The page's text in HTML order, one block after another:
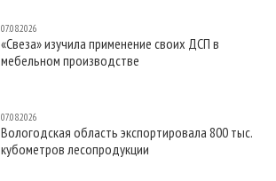
07.08.2026
«Свеза» изучила применение своих ДСП в
мебельном производстве
07.08.2026
Вологодская область экспортировала 800 тыс.
кубометров лесопродукции